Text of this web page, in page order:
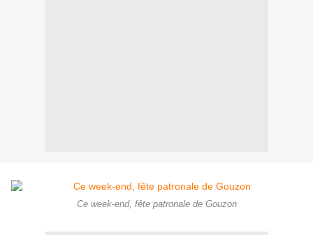
Ce week-end, fête patronale de Gouzon